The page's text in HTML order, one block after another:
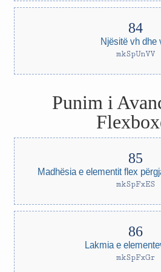
Njësitë vh dhe
mkSpUnVV
Punim i
Madhësia e elementit flex
mkSpFxES
Lakmia e
mkSpFxGr